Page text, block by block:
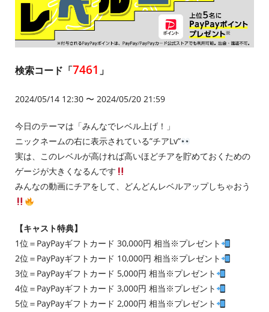
検索コード「7461」
2024/05/14 12:30 〜 2024/05/20 21:59
今日のテーマは「みんなでレベル上げ！」
ニックネームの右に表示されている”チアLv”
実は、このレベルが高ければ高いほどチアを貯めておくための
ゲージが大きくなるんです
みんなの動画にチアをして、どんどんレベルアップしちゃおう
【キャスト特典】
1位＝PayPayギフトカード 30,000円 相当※プレゼント
2位＝PayPayギフトカード 10,000円 相当※プレゼント
3位＝PayPayギフトカード 5,000円 相当※プレゼント
4位＝PayPayギフトカード 3,000円 相当※プレゼント
5位＝PayPayギフトカード 2,000円 相当※プレゼント